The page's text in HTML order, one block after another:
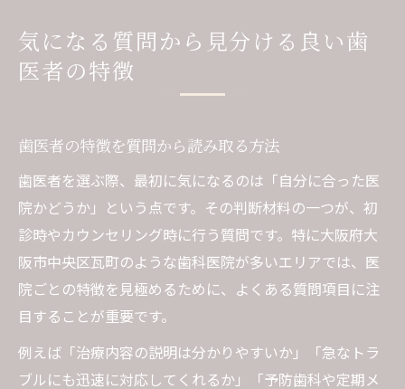
気になる質問から見分ける良い歯
医者の特徴
歯医者の特徴を質問から読み取る方法
歯医者を選ぶ際、最初に気になるのは「自分に合った医
院かどうか」という点です。その判断材料の一つが、初
診時やカウンセリング時に行う質問です。特に大阪府大
阪市中央区瓦町のような歯科医院が多いエリアでは、医
院ごとの特徴を見極めるために、よくある質問項目に注
目することが重要です。
例えば「治療内容の説明は分かりやすいか」「急なトラ
ブルにも迅速に対応してくれるか」「予防歯科や定期メ